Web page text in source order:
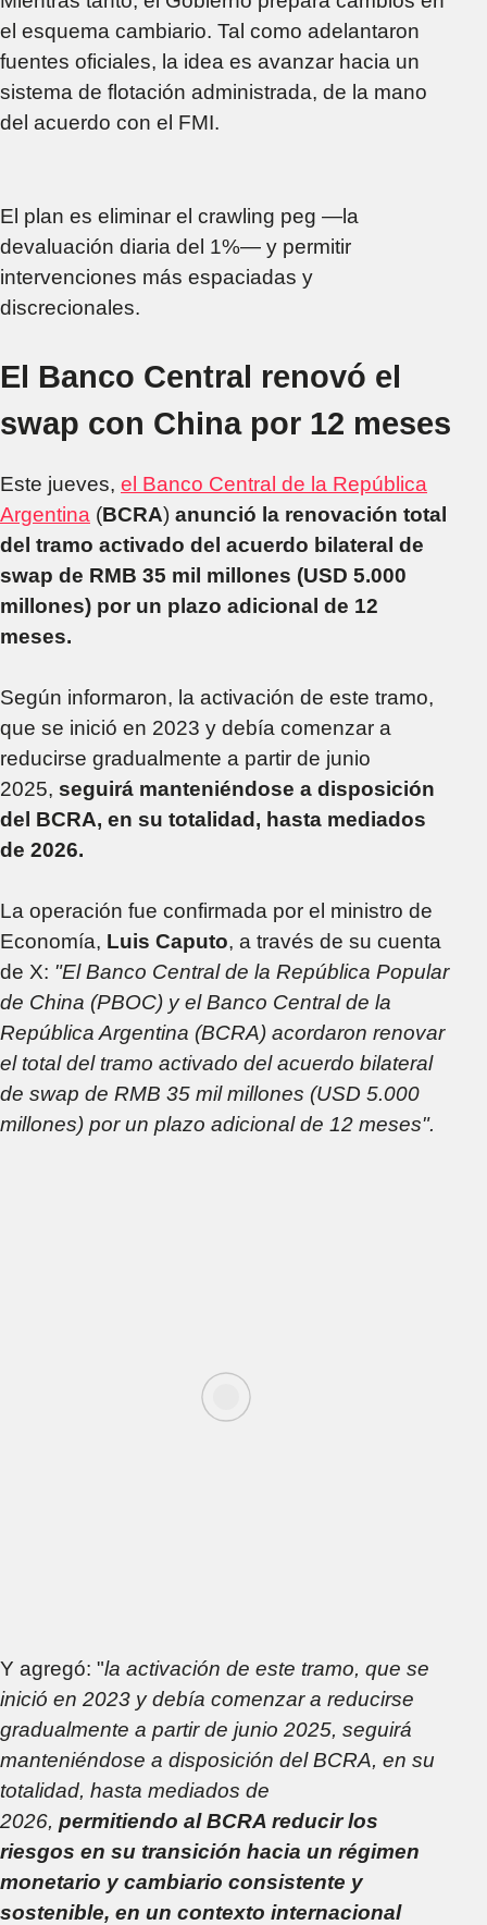
el esquema cambiario. Tal como adelantaron
fuentes oficiales, la idea es avanzar hacia un
sistema de flotación administrada, de la mano
del acuerdo con el FMI.
El plan es eliminar el crawling peg —la
devaluación diaria del 1%— y permitir
intervenciones más espaciadas y
discrecionales.
El Banco Central renovó el
swap con China por 12 meses
Este jueves, el Banco Central de la República
Argentina (BCRA) anunció la renovación total
del tramo activado del acuerdo bilateral de
swap de RMB 35 mil millones (USD 5.000
millones) por un plazo adicional de 12
meses.
Según informaron, la activación de este tramo,
que se inició en 2023 y debía comenzar a
reducirse gradualmente a partir de junio
2025, seguirá manteniéndose a disposición
del BCRA, en su totalidad, hasta mediados
de 2026.
La operación fue confirmada por el ministro de
Economía, Luis Caputo, a través de su cuenta
de X: "El Banco Central de la República Popular
de China (PBOC) y el Banco Central de la
República Argentina (BCRA) acordaron renovar
el total del tramo activado del acuerdo bilateral
de swap de RMB 35 mil millones (USD 5.000
millones) por un plazo adicional de 12 meses".
Y agregó: "la activación de este tramo, que se
inició en 2023 y debía comenzar a reducirse
gradualmente a partir de junio 2025, seguirá
manteniéndose a disposición del BCRA, en su
totalidad, hasta mediados de
2026, permitiendo al BCRA reducir los
riesgos en su transición hacia un régimen
monetario y cambiario consistente y
sostenible, en un contexto internacional